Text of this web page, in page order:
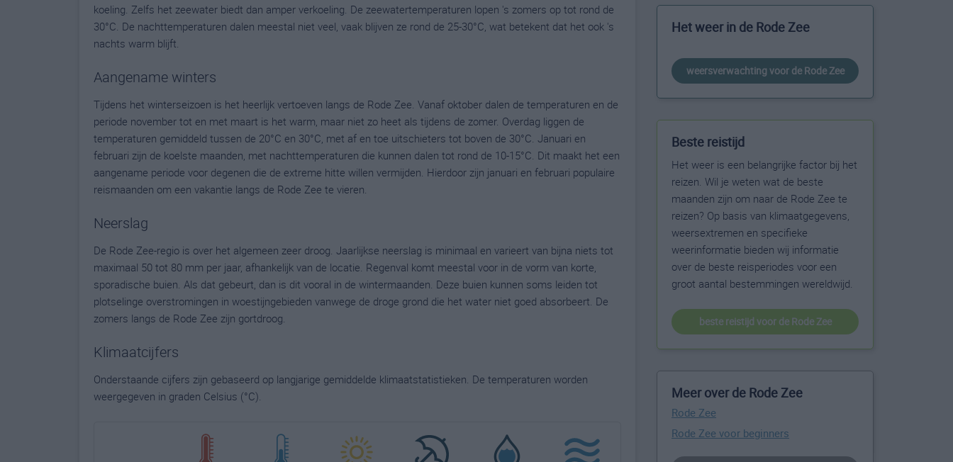
koeling. Zelfs het zeewater biedt dan amper verkoeling. De zeewatertemperaturen lopen 's zomers op tot rond de
30°C. De nachttemperaturen dalen meestal niet veel, vaak blijven ze rond de 25-30°C, wat betekent dat het ook 's
nachts warm blijft.
Aangename winters
Tijdens het winterseizoen is het heerlijk vertoeven langs de Rode Zee. Vanaf oktober dalen de temperaturen en de
periode november tot en met maart is het warm, maar niet zo heet als tijdens de zomer. Overdag liggen de
temperaturen gemiddeld tussen de 20°C en 30°C, met af en toe uitschieters tot boven de 30°C. Januari en
februari zijn de koelste maanden, met nachttemperaturen die kunnen dalen tot rond de 10-15°C. Dit maakt het een
aangename periode voor degenen die de extreme hitte willen vermijden. Hierdoor zijn januari en februari populaire
reismaanden om een vakantie langs de Rode Zee te vieren.
Neerslag
De Rode Zee-regio is over het algemeen zeer droog. Jaarlijkse neerslag is minimaal en varieert van bijna niets tot
maximaal 50 tot 80 mm per jaar, afhankelijk van de locatie. Regenval komt meestal voor in de vorm van korte,
sporadische buien. Als dat gebeurt, dan is dit vooral in de wintermaanden. Deze buien kunnen soms leiden tot
plotselinge overstromingen in woestijngebieden vanwege de droge grond die het water niet goed absorbeert. De
zomers langs de Rode Zee zijn gortdroog.
Klimaatcijfers
Onderstaande cijfers zijn gebaseerd op langjarige gemiddelde klimaatstatistieken. De temperaturen worden
weergegeven in graden Celsius (°C).
Het weer in de Rode Zee
weersverwachting voor de Rode Zee
Beste reistijd
Het weer is een belangrijke factor bij het
reizen. Wil je weten wat de beste
maanden zijn om naar de Rode Zee te
reizen? Op basis van klimaatgegevens,
weersextremen en specifieke
weerinformatie bieden wij informatie
over de beste reisperiodes voor een
groot aantal bestemmingen wereldwijd.
beste reistijd voor de Rode Zee
Meer over de Rode Zee
Rode Zee
Rode Zee voor beginners